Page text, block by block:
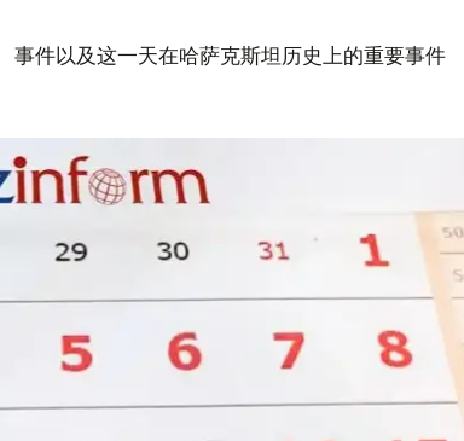
事件以及这一天在哈萨克斯坦历史上的重要事件